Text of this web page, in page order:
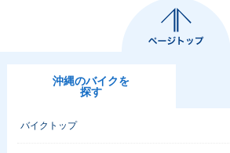
沖縄のバイクを
探す
バイクトップ